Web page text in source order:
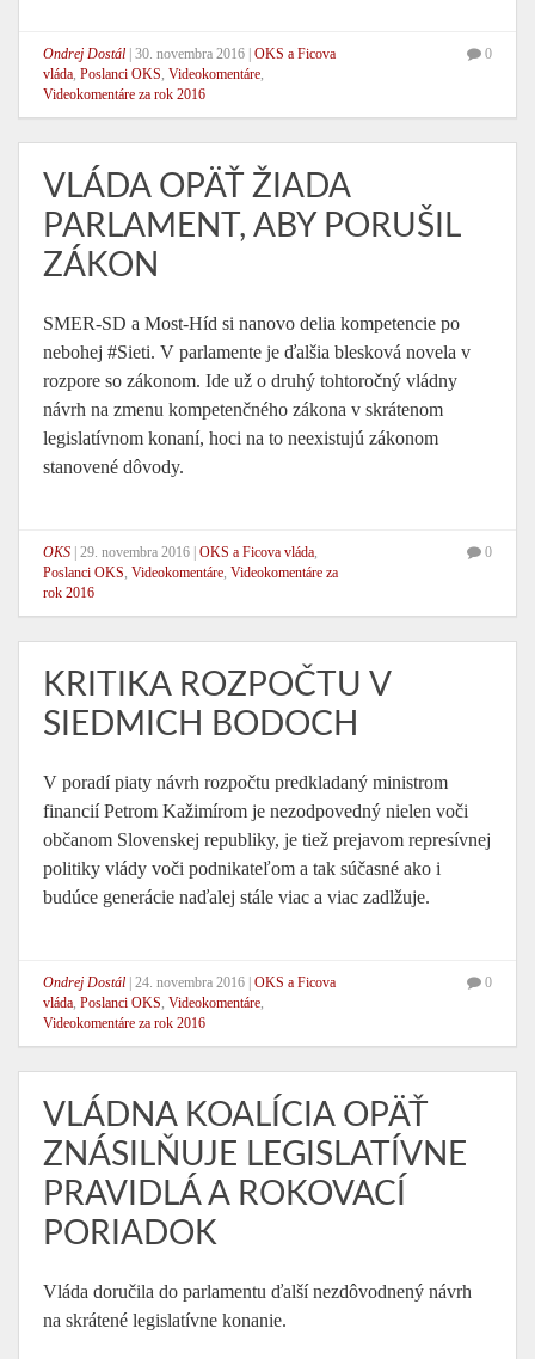
Ondrej Dostál 30. novembra 2016 OKS a Ficova
vláda, Poslanci OKS, Videokomentáre,
Videokomentáre za rok 2016
0
VLÁDA OPÄŤ ŽIADA
PARLAMENT, ABY PORUŠIL
ZÁKON
SMER-SD a Most-Híd si nanovo delia kompetencie po
nebohej #Sieti. V parlamente je ďalšia blesková novela v
rozpore so zákonom. Ide už o druhý tohtoročný vládny
návrh na zmenu kompetenčného zákona v skrátenom
legislatívnom konaní, hoci na to neexistujú zákonom
stanovené dôvody.
OKS 29. novembra 2016 OKS a Ficova vláda,
Poslanci OKS, Videokomentáre, Videokomentáre za
rok 2016
0
KRITIKA ROZPOČTU V
SIEDMICH BODOCH
V poradí piaty návrh rozpočtu predkladaný ministrom
financií Petrom Kažimírom je nezodpovedný nielen voči
občanom Slovenskej republiky, je tiež prejavom represívnej
politiky vlády voči podnikateľom a tak súčasné ako i
budúce generácie naďalej stále viac a viac zadlžuje.
Ondrej Dostál 24. novembra 2016 OKS a Ficova
vláda, Poslanci OKS, Videokomentáre,
Videokomentáre za rok 2016
0
VLÁDNA KOALÍCIA OPÄŤ
ZNÁSILŇUJE LEGISLATÍVNE
PRAVIDLÁ A ROKOVACÍ
PORIADOK
Vláda doručila do parlamentu ďalší nezdôvodnený návrh
na skrátené legislatívne konanie.